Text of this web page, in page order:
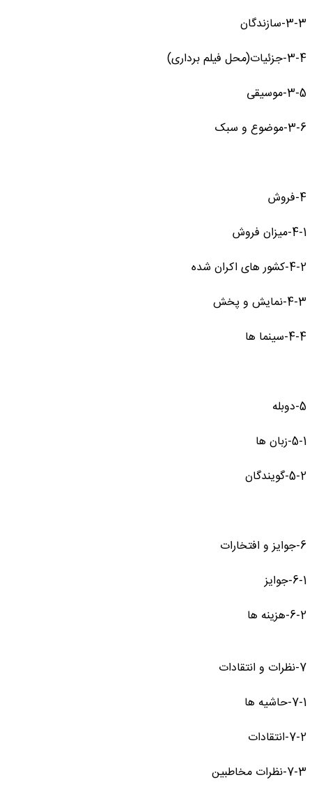
3-3-سازندگان
3-4-جزئیات(محل فیلم برداری)
3-5-موسیقی
3-6-موضوع و سبک
4-فروش
4-1-میزان فروش
4-2-کشور های اکران شده
4-3-نمایش و پخش
4-4-سینما ها
5-دوبله
5-1-زبان ها
5-2-گویندگان
6-جوایز و افتخارات
6-1-جوایز
6-2-هزینه ها
7-نظرات و انتقادات
7-1-حاشیه ها
7-2-انتقادات
7-3-نظرات مخاطبین